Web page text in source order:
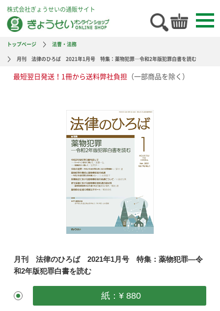
株式会社ぎょうせいの通販サイト
トップページ
法曹・法務
月刊 法律のひろば 2021年1月号 特集：薬物犯罪―令和2年版犯罪白書を読む
最短翌日発送！1冊から送料弊社負担 （一部商品を除く）
月刊 法律のひろば 2021年1月号 特集：薬物犯罪―令
和2年版犯罪白書を読む
紙：¥ 880